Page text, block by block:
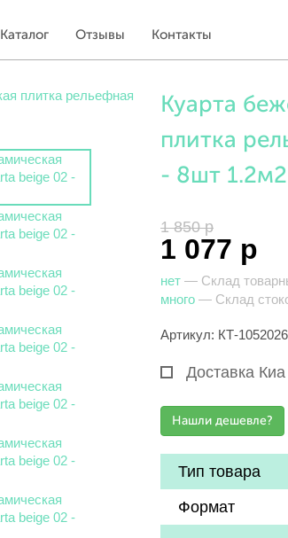
Каталог Отзывы Контакты
Куарта
плитка
- 8шт 1.2м2
1 850 р
1 077 р
нет — Склад
много — Склад
Артикул: КТ-
Доставка
Тип товара
Формат